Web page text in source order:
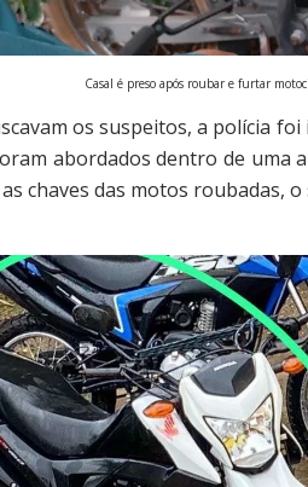
Casal é preso após roubar e furtar
os suspeitos, a polícia
abordados dentro de uma
chaves das motos roubadas,